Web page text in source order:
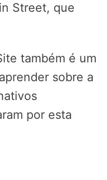
Street, que
também é um
sobre a
por esta